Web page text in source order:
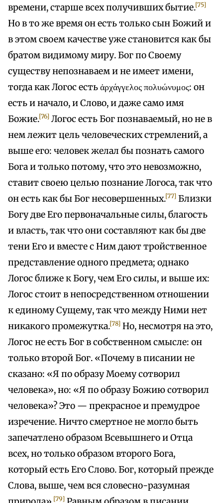
времени, старше всех получивших бытие.[75]
Но в то же время он есть только сын Божий и
в этом своем качестве уже становится как бы
братом видимому миру. Бог по Своему
существу непознаваем и не имеет имени,
тогда как Логос есть ἀρχάγγελος πολυώνυμος: он
есть и начало, и Слово, и даже само имя
Божие.[76] Логос есть Бог познаваемый, но не в
нем лежит цель человеческих стремлений, а
выше его: человек желал бы познать самого
Бога и только потому, что это невозможно,
ставит своею целью познание Логоса, так что
он есть как бы Бог несовершенных.[77] Близки
Богу две Его первоначальные силы, благость
и власть, так что они составляют как бы две
тени Его и вместе с Ним дают тройственное
представление одного предмета; однако
Логос ближе к Богу, чем Его силы, и выше их:
Логос стоит в непосредственном отношении
к единому Сущему, так что между Ними нет
никакого промежутка.[78] Но, несмотря на это,
Логос не есть Бог в собственном смысле: он
только второй Бог. «Почему в писании не
сказано: «Я по образу Моему сотворил
человека», но: «Я по образу Божию сотворил
человека»? Это — прекрасное и премудрое
изречение. Ничто смертное не могло быть
запечатлено образом Всевышнего и Отца
всех, но только образом второго Бога,
который есть Его Слово. Бог, который прежде
Слова, выше, чем вся словесно-разумная
[79]